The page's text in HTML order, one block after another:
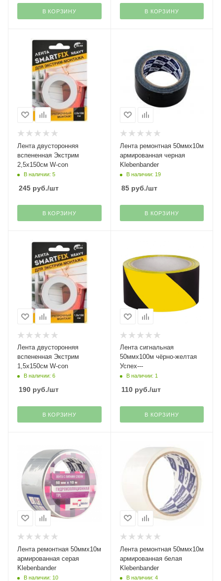
В КОРЗИНУ В КОРЗИНУ
Лента двусторонняя
вспененная Экстрим
2,5х150см W-con
В наличии: 5
245 руб./шт
В КОРЗИНУ
Лента ремонтная 50ммх10м
армированная черная
Klebenbander
В наличии: 19
85руб./шт
В КОРЗИНУ
Лента двусторонняя
вспененная Экстрим
1,5х150см W-con
В наличии: 6
190 руб./шт
В КОРЗИНУ
Лента сигнальная
50ммх100м чёрно-желтая
Успех---
В наличии: 1
110руб./шт
В КОРЗИНУ
Лента ремонтная 50ммх10м
армированная серая
Klebenbander
В наличии: 10
Лента ремонтная 50ммх10м
армированная белая
Klebenbander
В наличии: 4